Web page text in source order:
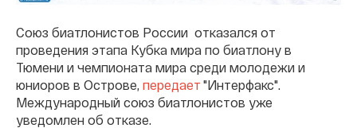
Союз биатлонистов России отказался от
проведения этапа Кубка мира по биатлону в
Тюмени и чемпионата мира среди молодежи и
юниоров в Острове, передает "Интерфакс".
Международный союз биатлонистов уже
уведомлен об отказе.